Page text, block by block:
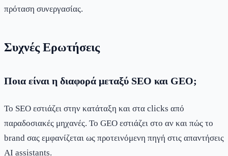
πρόταση συνεργασίας.
Συχνές Ερωτήσεις
Ποια είναι η διαφορά μεταξύ SEO και GEO;
Το SEO εστιάζει στην κατάταξη και στα clicks από
παραδοσιακές μηχανές. Το GEO εστιάζει στο αν και πώς το
brand σας εμφανίζεται ως προτεινόμενη πηγή στις απαντήσεις
AI assistants.